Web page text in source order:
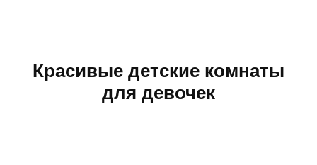
Красивые детские комнаты
для девочек